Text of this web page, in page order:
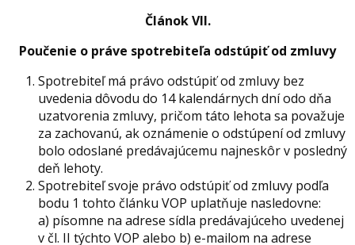
Článok VII.
Poučenie o práve spotrebiteľa odstúpiť od zmluvy
Spotrebiteľ má právo odstúpiť od zmluvy bez
uvedenia dôvodu do 14 kalendárnych dní odo dňa
uzatvorenia zmluvy, pričom táto lehota sa považuje
za zachovanú, ak oznámenie o odstúpení od zmluvy
bolo odoslané predávajúcemu najneskôr v posledný
deň lehoty.
Spotrebiteľ svoje právo odstúpiť od zmluvy podľa
bodu 1 tohto článku VOP uplatňuje nasledovne:
a) písomne na adrese sídla predávajúceho uvedenej
v čl. II týchto VOP alebo b) e-mailom na adrese